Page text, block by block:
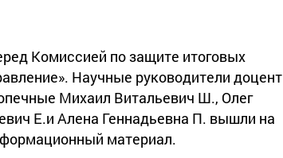
Комиссией по защите итоговых
Научные руководители доцент
Михаил Витальевич Ш., Олег
Е.и Алена Геннадьевна П. вышли на
материал.